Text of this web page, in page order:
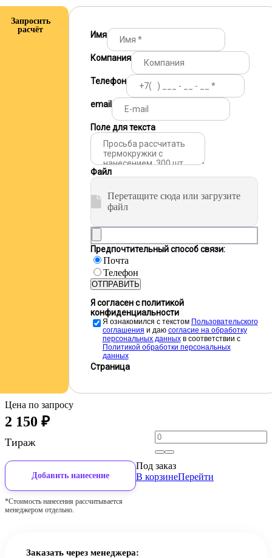
Запросить
расчёт
Имя
Компания
Телефон
email
Поле для текста
Файл
Перетащите сюда или загрузите
файл
Предпочтительный способ связи:
Почта
Телефон
ОТПРАВИТЬ
Я согласен с политикой
конфиденциальности
Я ознакомился с текстом Пользовательского
соглашения и даю cогласие на обработку
персональных данныхв соответствии с
Политикой обработки персональных
данных
Страница
Цена по запросу
2 150 ₽
Тираж
Добавить нанесение
*Стоимость нанесения рассчитывается
менеджером отдельно.
Под заказ
В корзинеПерейти
Заказать через менеджера: